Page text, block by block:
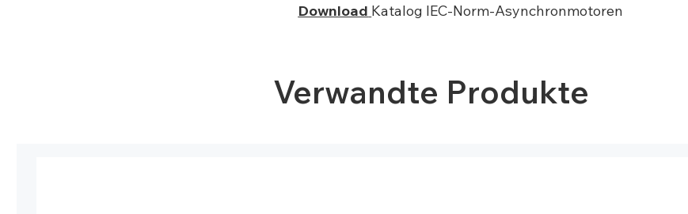
Download Katalog IEC-Norm-Asynchronmotoren
Verwandte Produkte